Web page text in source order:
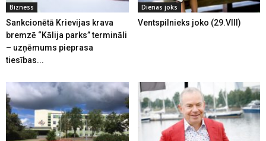
Bizness
Sankcionētā Krievijas krava
bremzē “Kālija parks” termināli
– uzņēmums pieprasa
tiesības...
Dienas joks
Ventspilnieks joko (29.VIII)